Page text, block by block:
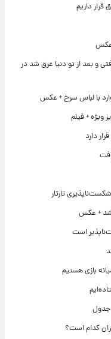
قرار داریم
و بعد از تو دنیا غرق شد در
با لباس سرخ + عکس
دارد
تارتار
شد + عکس
است
بازی هستیم
کدام است؟